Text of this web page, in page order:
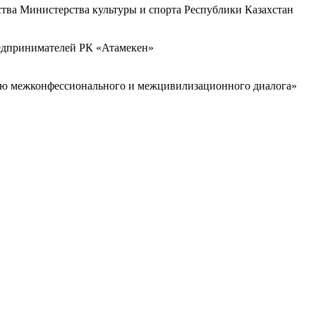
Министерства культуры и спорта Республики Казахстан
РК «Атамекен»
межконфессионального и межцивилизационного диалога»